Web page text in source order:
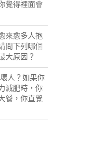
覺得裡面會
來愈多人抱
問下列哪個
大原因？
人？如果你
減肥時，你
餐，你直覺